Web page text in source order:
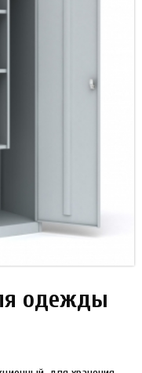
одежды